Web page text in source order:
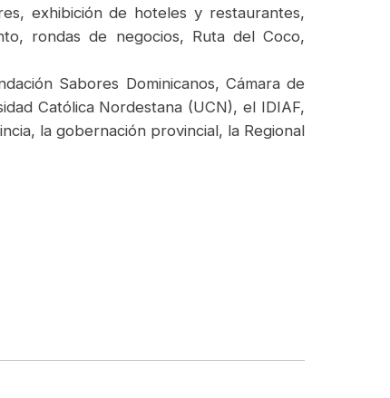
exhibición de hoteles y restaurantes,
rondas de negocios, Ruta del Coco,
Sabores Dominicanos, Cámara de
Católica Nordestana (UCN), el IDIAF,
la gobernación provincial, la Regional